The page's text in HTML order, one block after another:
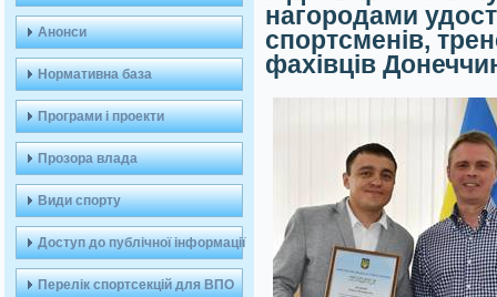
Анонси
Нормативна база
Програми і проекти
Прозора влада
Види спорту
Доступ до публічної інформації
Перелік спортсекцій для ВПО
нагородами
спортсменів,
фахівців